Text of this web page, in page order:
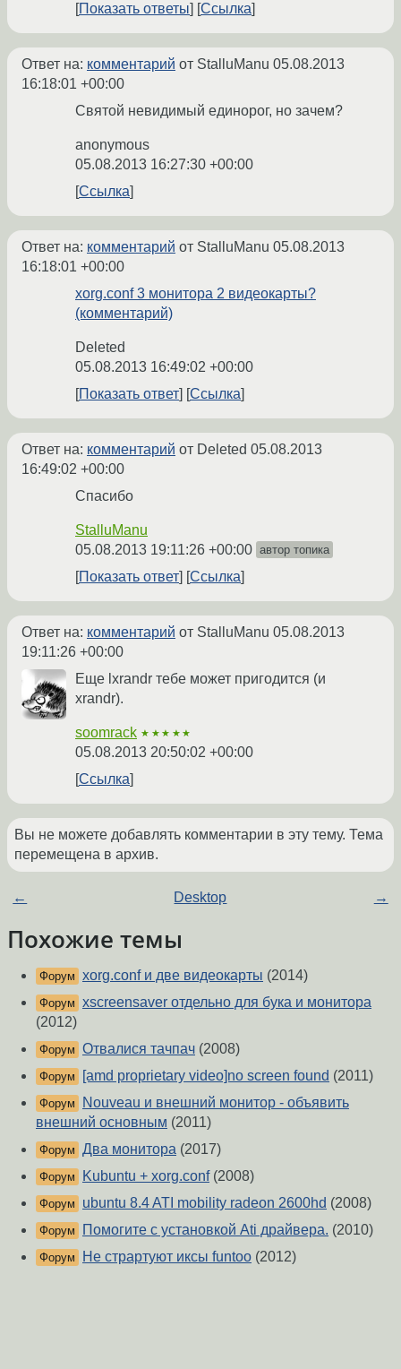
Показать ответы Ссылка
Ответ на: комментарий от StalluManu 05.08.2013
16:18:01 +00:00
Святой невидимый единорог, но зачем?
anonymous
05.08.2013 16:27:30 +00:00
Ссылка
Ответ на: комментарий от StalluManu 05.08.2013
16:18:01 +00:00
xorg.conf 3 монитора 2 видеокарты?
(комментарий)
Deleted
05.08.2013 16:49:02 +00:00
Показать ответ
Ссылка
Ответ на: комментарий от Deleted 05.08.2013
16:49:02 +00:00
Спасибо
StalluManu
05.08.2013 19:11:26 +00:00 автор топика
Показать ответ Ссылка
Ответ на: комментарий от StalluManu 05.08.2013
19:11:26 +00:00
Еще lxrandr тебе может пригодится (и
xrandr).
soomrack ★★★★★
05.08.2013 20:50:02 +00:00
Ссылка
Вы не можете добавлять комментарии в эту тему. Тема
перемещена в архив.
← Desktop →
Похожие темы
Форум xorg.conf и две видеокарты (2014)
Форум xscreensaver отдельно для бука и монитора
(2012)
Форум Отвалися тачпач (2008)
Форум [amd proprietary video]no screen found (2011)
Форум
Nouveau и внешний монитор - объявить
внешний основным (2011)
Форум Два монитора (2017)
Форум Kubuntu + xorg.conf(2008)
Форум ubuntu 8.4 ATI mobility radeon 2600hd (2008)
Форум Помогите с установкой Ati драйвера. (2010)
Форум Не страртуют иксы funtoo (2012)